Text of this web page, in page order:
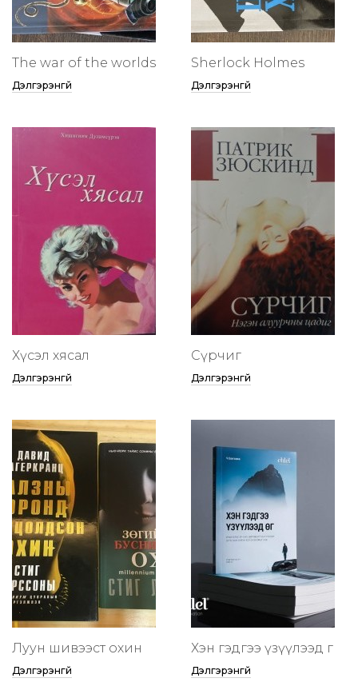
The war of the worlds
Дэлгэрэнгүй
Sherlock Holmes
Дэлгэрэнгүй
Хүсэл хясал
Дэлгэрэнгүй
Сүрчиг
Дэлгэрэнгүй
Луун шивээст охин
Дэлгэрэнгүй
Хэн гэдгээ үзүүлээд өг
Дэлгэрэнгүй